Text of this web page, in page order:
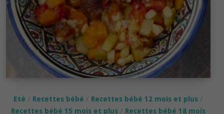
Eté Recettes bébé Recettes bébé 12 mois et plus
Recettes bébé 15 mois et plus
Recettes bébé 18 mois